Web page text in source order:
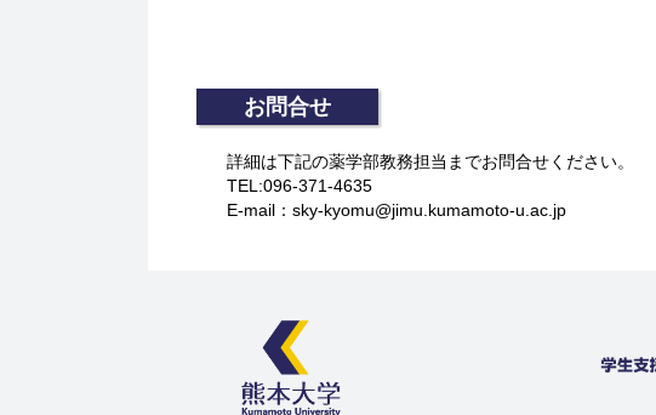
お問合せ
詳細は下記の薬学部教務担当までお問合せください。
TEL:096-371-4635
E-mail：sky-kyomu@jimu.kumamoto-u.ac.jp